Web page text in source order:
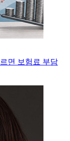
면 보험료 부담